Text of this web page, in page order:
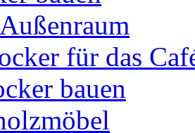
für das
bauen